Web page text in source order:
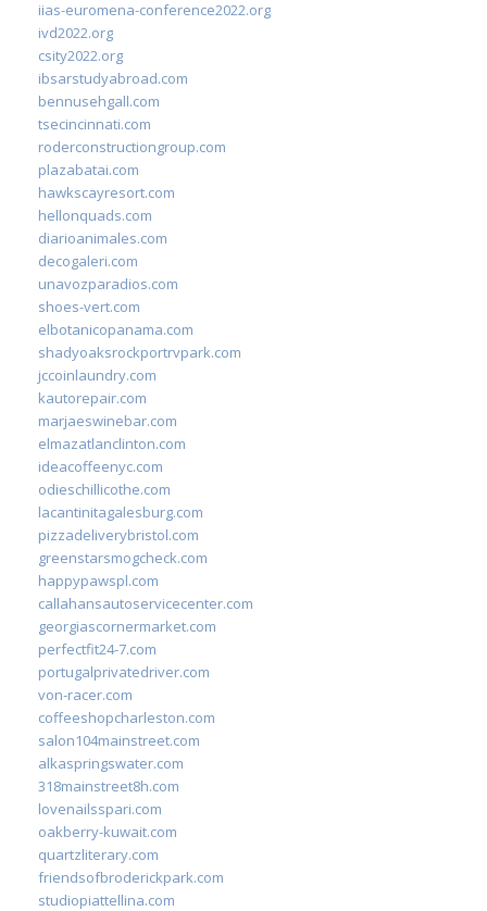
iias-euromena-conference2022.org
ivd2022.org
csity2022.org
ibsarstudyabroad.com
bennusehgall.com
tsecincinnati.com
roderconstructiongroup.com
plazabatai.com
hawkscayresort.com
hellonquads.com
diarioanimales.com
decogaleri.com
unavozparadios.com
shoes-vert.com
elbotanicopanama.com
shadyoaksrockportrvpark.com
jccoinlaundry.com
kautorepair.com
marjaeswinebar.com
elmazatlanclinton.com
ideacoffeenyc.com
odieschillicothe.com
lacantinitagalesburg.com
pizzadeliverybristol.com
greenstarsmogcheck.com
happypawspl.com
callahansautoservicecenter.com
georgiascornermarket.com
perfectfit24-7.com
portugalprivatedriver.com
von-racer.com
coffeeshopcharleston.com
salon104mainstreet.com
alkaspringswater.com
318mainstreet8h.com
lovenailsspari.com
oakberry-kuwait.com
quartzliterary.com
friendsofbroderickpark.com
studiopiattellina.com